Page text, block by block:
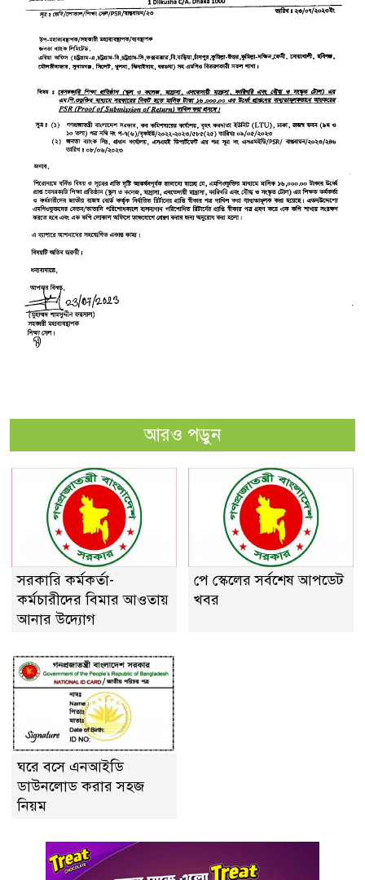
আরও পড়ুন
সরকারি কর্মকর্তা-
কর্মচারীদের বিমার আওতায়
আনার উদ্যোগ
পে স্কেলের সর্বশেষ আপডেট
খবর
ঘরে বসে এনআইডি
ডাউনলোড করার সহজ
নিয়ম